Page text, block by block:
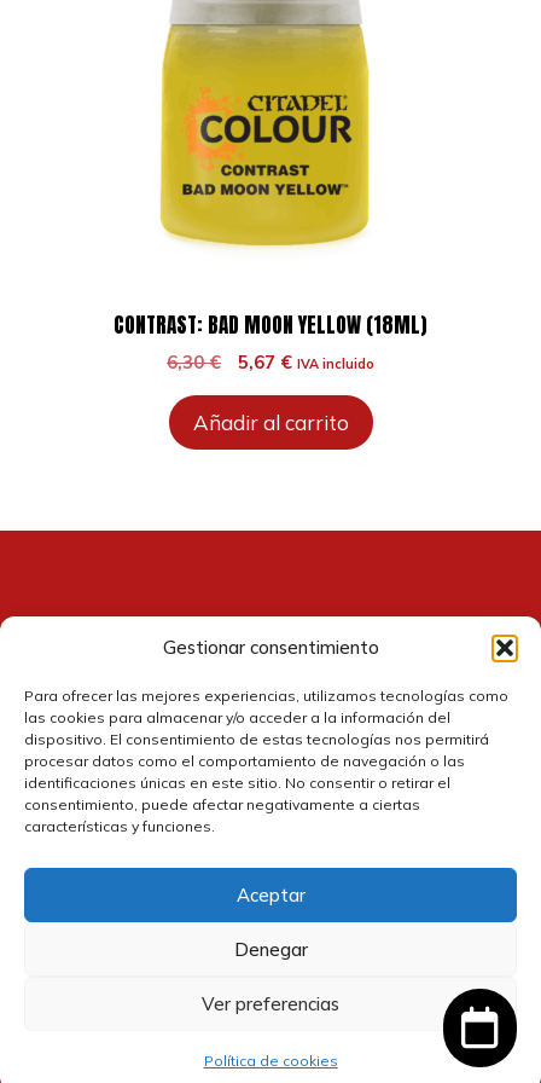
Gestionar consentimiento
Para ofrecer las mejores experiencias, utilizamos tecnologías como
las cookies para almacenar y/o acceder a la información del
dispositivo. El consentimiento de estas tecnologías nos permitirá
procesar datos como el comportamiento de navegación o las
identificaciones únicas en este sitio. No consentir o retirar el
consentimiento, puede afectar negativamente a ciertas
características y funciones.
Aceptar
Denegar
Ver preferencias
Política de cookies
CONTRAST: BAD MOON YELLOW (18ML)
6,30€
El
original
era:
5,67 €El
actual
es:
IVA incluido
Añadir al carrito
Contacto
originalactual
Añadir al carrito